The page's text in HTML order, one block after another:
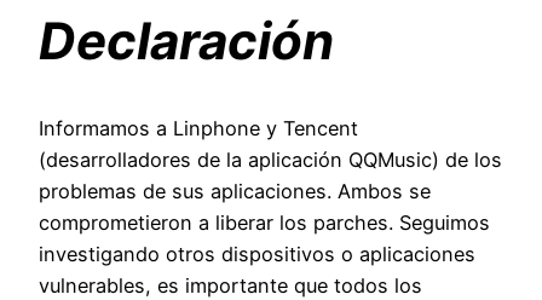
Declaración
Informamos a Linphone y Tencent
(desarrolladores de la aplicación QQMusic) de los
problemas de sus aplicaciones. Ambos se
comprometieron a liberar los parches. Seguimos
investigando otros dispositivos o aplicaciones
vulnerables, es importante que todos los